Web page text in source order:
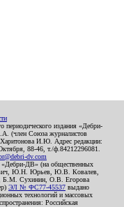
периодического издания «Дебри-
(член Союза журналистов
Харитонова И.Ю. Адрес редакции:
88-46, т./ф.84212296081.
dv.com
«Дебри-ДВ» (на общественных
Ю.Н. Юрьев, Ю.В. Ковалев,
Сухинин, О.В. Егорова
ЭЛ № ФС77-45537 выдано
технологий и массовых
Российская